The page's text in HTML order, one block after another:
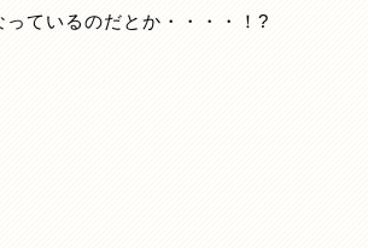
ているのだとか・・・・！?